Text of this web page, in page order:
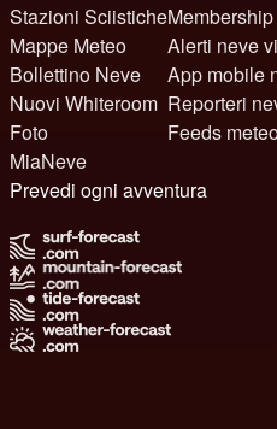
Stazioni Sciistiche
Mappe Meteo
Bollettino Neve
Nuovi Whiteroom
Foto
MiaNeve
Membership
Alerti neve
App mobile
Reporteri
Feeds
Prevedi ogni avventura